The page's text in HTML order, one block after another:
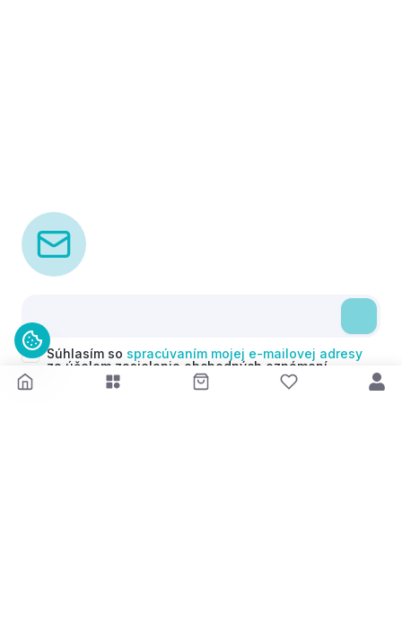
Súhlasím so spracúvaním mojej e-mailovej adresy
za účelom zasielania obchodných oznámení
(newsletterov) v súlade s čl. 6 ods. 1 písm. a)
Nariadenia GDPR. Svoj súhlas môžem kedykoľvek